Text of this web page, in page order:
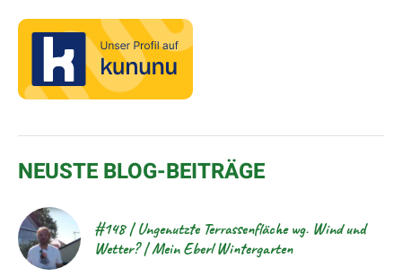
NEUSTE BLOG-BEITRÄGE
#148 | Ungenutzte Terrassenfläche wg. Wind und
Wetter? | Mein Eberl Wintergarten